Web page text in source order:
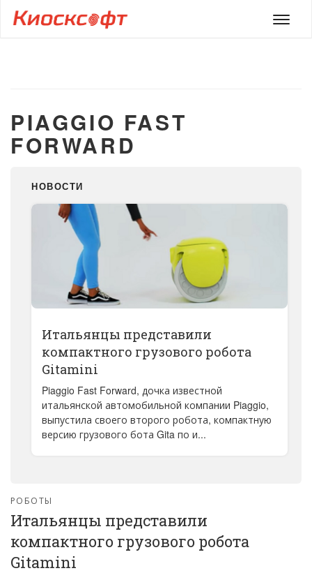
Меню
PIAGGIO FAST
FORWARD
НОВОСТИ
Итальянцы представили
компактного грузового робота
Gitamini
Piaggio Fast Forward, дочка известной
итальянской автомобильной компании Piaggio,
выпустила своего второго робота, компактную
версию грузового бота Gita по и...
РОБОТЫ
Итальянцы представили
компактного грузового робота
Gitamini